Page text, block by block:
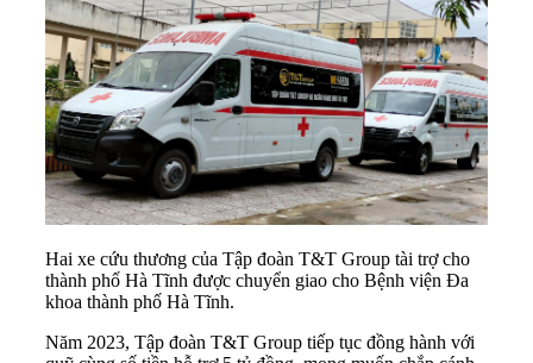
Hai xe cứu thương của Tập đoàn T&T Group tài trợ cho
thành phố Hà Tĩnh được chuyển giao cho Bệnh viện Đa
khoa thành phố Hà Tĩnh.
Năm 2023, Tập đoàn T&T Group tiếp tục đồng hành với